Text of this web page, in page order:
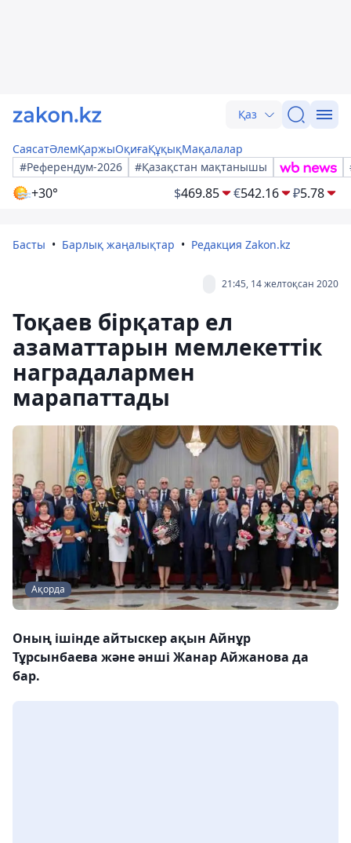
Қаз
СаясатӘлемҚаржыОқиғаҚұқықМақалалар
#Референдум-2026
#Қазақстан мақтанышы
+30° $469.85 €542.16 ₽5.78
Басты Барлық жаңалықтар Редакция Zakon.kz
21:45, 14 желтоқсан 2020
Тоқаев бірқатар ел
азаматтарын мемлекеттік
наградалармен
марапаттады
Ақорда
Оның ішінде айтыскер ақын Айнұр
Тұрсынбаева және әнші Жанар Айжанова да
бар.